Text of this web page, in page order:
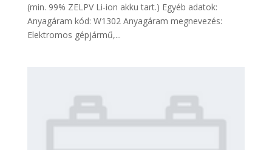
(min. 99% ZELPV Li-ion akku tart.) Egyéb adatok:
Anyagáram kód: W1302 Anyagáram megnevezés:
Elektromos gépjármű,...